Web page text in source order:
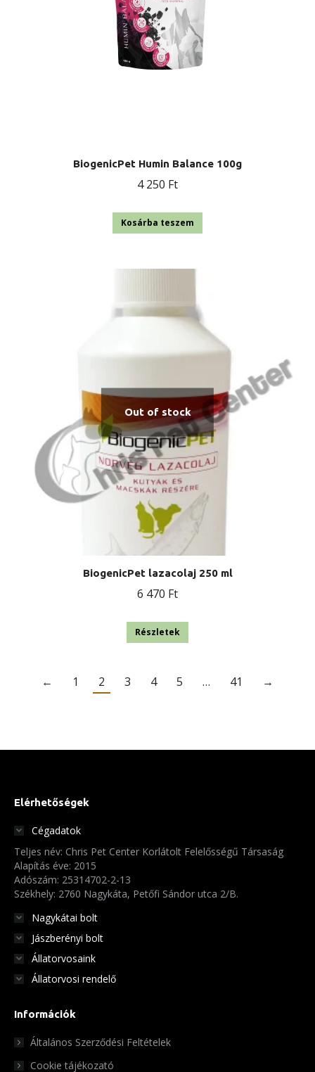
BiogenicPet Humin Balance 100g
4 250 Ft
Kosárba teszem
Out of stock
BiogenicPet lazacolaj 250 ml
6 470 Ft
Részletek
← 1 2 3 4 5 … 41 →
Elérhetőségek
Cégadatok
Teljes név: Chris Pet Center Korlátolt Felelősségű Társaság
Alapítás éve: 2015
Adószám: 25314702-2-13
Székhely: 2760 Nagykáta, Petőfi Sándor utca 2/B.
Nagykátai bolt
Jászberényi bolt
Állatorvosaink
Állatorvosi rendelő
Információk
Általános Szerződési Feltételek
Cookie tájékozató